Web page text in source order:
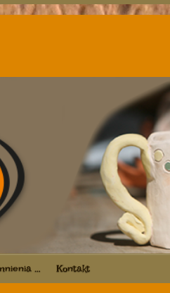
… Kontakt